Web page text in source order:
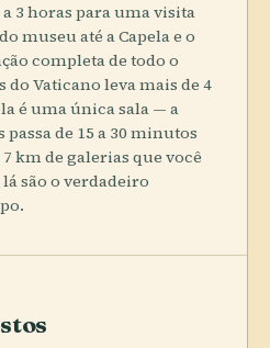
3 horas para uma visita
museu até a Capela e o
completa de todo o
do Vaticano leva mais de 4
é uma única sala — a
de 15 a 30 minutos
km de galerias que você
são o verdadeiro